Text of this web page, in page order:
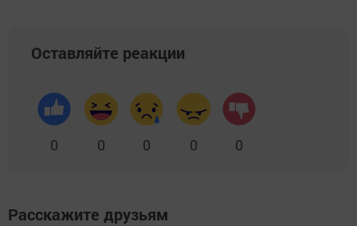
Оставляйте реакции
0 0 0 0 0
Расскажите друзьям